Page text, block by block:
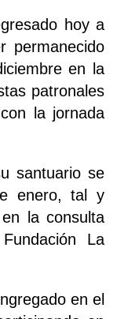
hoy a
permanecido
en la
patronales
la jornada
santuario se
enero, tal y
la consulta
La
en el